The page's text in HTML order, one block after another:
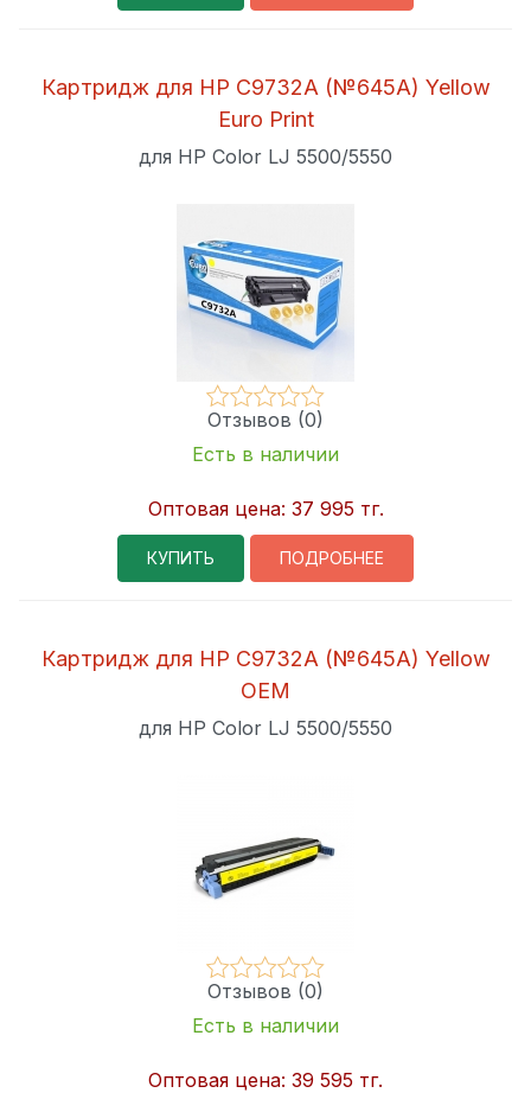
Картридж для HP C9732A (№645A) Yellow
Euro Print
для HP Color LJ 5500/5550
Отзывов (0)
Есть в наличии
Оптовая цена: 37 995 тг.
КУПИТЬ ПОДРОБНЕЕ
Картридж для HP C9732A (№645A) Yellow
OEM
для HP Color LJ 5500/5550
Отзывов (0)
Есть в наличии
Оптовая цена: 39 595 тг.